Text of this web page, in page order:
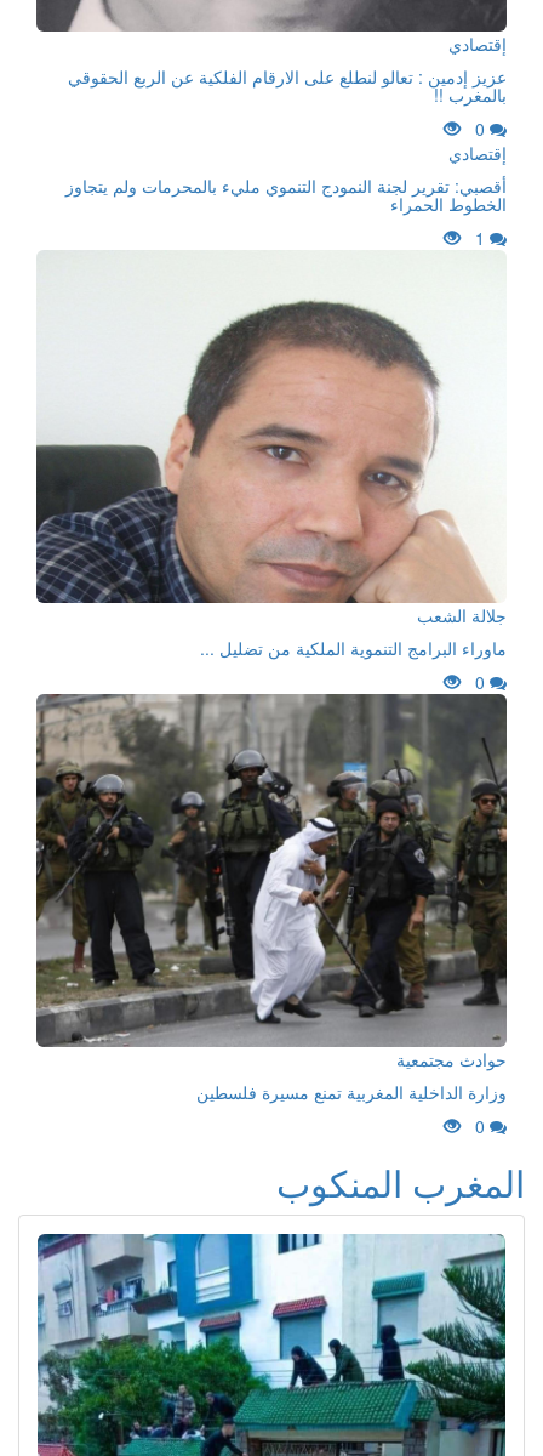
إقتصادي
عزيز إدمين : تعالو لنطلع على الارقام الفلكية عن الربع الحقوقي
بالمغرب !!
0
إقتصادي
أقصبي: تقرير لجنة النمودج التنموي مليء بالمحرمات ولم يتجاوز
الخطوط الحمراء
1
جلالة الشعب
ماوراء البرامج التنموية الملكية من تضليل ...
0
حوادث مجتمعية
وزارة الداخلية المغربية تمنع مسيرة فلسطين
0
المغرب المنكوب